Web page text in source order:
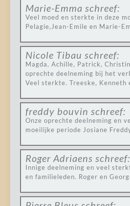
Marie-Emma schreef:
Veel moed en sterkte in deze
Pelagie,Jean-Emile en Marie-
Nicole Tibau schreef:
Magda, Achille, Patrick,
oprechte deelneming bij het
Veel sterkte. Treeske, Kenneth
freddy bouvin schreef:
Onze oprechte deelneming en
moeilijke periode Josiane
Roger Adriaens schreef:
Innige deelneming en veel
en familieleden. Roger en